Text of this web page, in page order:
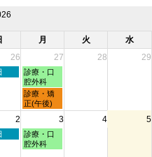
月 火 水
26
27 28 29
月
曜
日,
7
月
2026
診療・口
腔外科
月
曜
日,
月
27th
2026
診療・矯
正(午後)
2 3 4 5
月
曜
診療・口
腔外科